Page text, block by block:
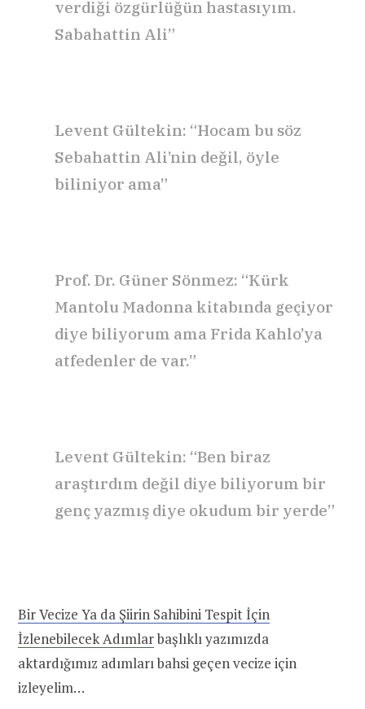
verdiği özgürlüğün hastasıyım.
Sabahattin Ali”
Levent Gültekin: “Hocam bu söz
Sebahattin Ali’nin değil, öyle
biliniyor ama”
Prof. Dr. Güner Sönmez: “Kürk
Mantolu Madonna kitabında geçiyor
diye biliyorum ama Frida Kahlo’ya
atfedenler de var.”
Levent Gültekin: “Ben biraz
araştırdım değil diye biliyorum bir
genç yazmış diye okudum bir yerde”
Bir Vecize Ya da Şiirin Sahibini Tespit İçin
İzlenebilecek Adımlarbaşlıklı yazımızda
aktardığımız adımları bahsi geçen vecize için
izleyelim…